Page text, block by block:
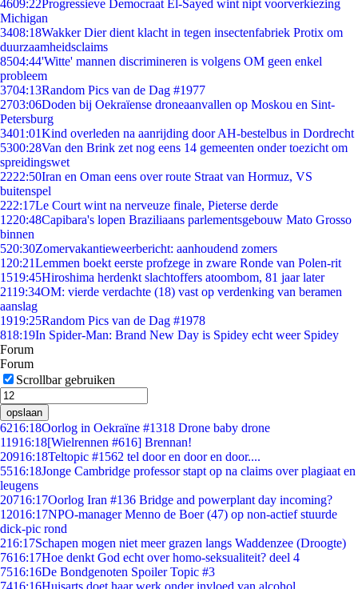
4609:22Progressieve Democraat El-Sayed wint nipt voorverkiezing
Michigan
3408:18Wakker Dier dient klacht in tegen insectenfabriek Protix om
duurzaamheidsclaims
8504:44'Witte' mannen discrimineren is volgens OM geen enkel
probleem
3704:13Random Pics van de Dag #1977
2703:06Doden bij Oekraïense droneaanvallen op Moskou en Sint-
Petersburg
3401:01Kind overleden na aanrijding door AH-bestelbus in Dordrecht
5300:28Van den Brink zet nog eens 14 gemeenten onder toezicht om
spreidingswet
2222:50Iran en Oman eens over route Straat van Hormuz, VS
buitenspel
222:17Le Court wint na nerveuze finale, Pieterse derde
1220:48Capibara's lopen Braziliaans parlementsgebouw Mato Grosso
binnen
520:30Zomervakantieweerbericht: aanhoudend zomers
1 20:21Lemmen boekt eerste profzege in zware Ronde van Polen-rit
1519:45Hiroshima herdenkt slachtoffers atoombom, 81 jaar later
2119:34OM: vierde verdachte (18) vast op verdenking van beramen
aanslag
1919:25Random Pics van de Dag #1978
818:19In Spider-Man: Brand New Day is Spidey echt weer Spidey
Forum
Forum
Scrollbar gebruiken
opslaan
6216:18Oorlog in Oekraïne #1318 Drone baby drone
11916:18[Wielrennen #616] Brennan!
20916:18Teltopic #1562 tel door en door en door....
5516:18Jonge Cambridge professor stapt op na claims over plagiaat en
leugens
20716:17Oorlog Iran #136 Bridge and powerplant day incoming?
12016:17NPO-manager Menno de Boer (47) op non-actief stuurde
dick-pic rond
216:17Schapen mogen niet meer grazen langs Waddenzee (Droogte)
7616:17Hoe denkt God echt over homo-seksualiteit? deel 4
7516:16De Bondgenoten Spoiler Topic #3
7416:16Huisarts doet haar werk onder invloed van alcohol